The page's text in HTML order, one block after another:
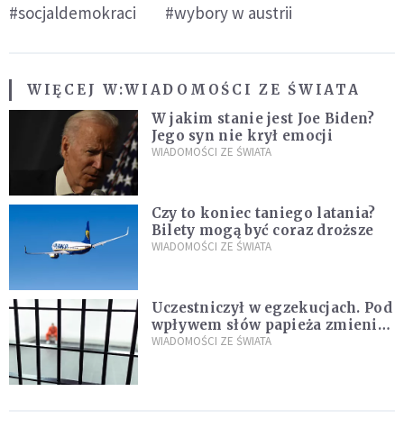
#socjaldemokraci
#wybory w austrii
WIĘCEJ W:WIADOMOŚCI ZE ŚWIATA
W jakim stanie jest Joe Biden?
Jego syn nie krył emocji
WIADOMOŚCI ZE ŚWIATA
Czy to koniec taniego latania?
Bilety mogą być coraz droższe
WIADOMOŚCI ZE ŚWIATA
Uczestniczył w egzekucjach. Pod
wpływem słów papieża zmienił
zdanie
WIADOMOŚCI ZE ŚWIATA